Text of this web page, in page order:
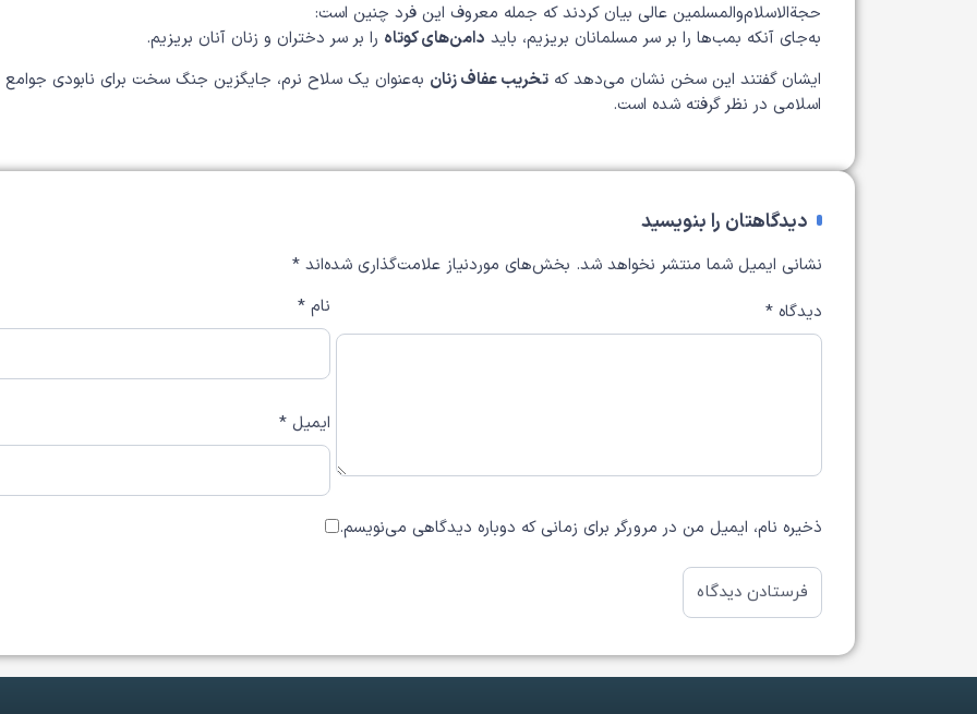
حجة‌الاسلام‌والمسلمین عالی بیان کردند که جمله معروف این فرد چنین است:
به‌جای آنکه بمب‌ها را بر سر مسلمانان بریزیم، باید دامن‌های کوتاه را بر سر دختران و زنان آنان بریزیم.
ایشان گفتند این سخن نشان می‌دهد که تخریب عفاف زنان به‌عنوان یک سلاح نرم، جایگزین جنگ سخت برای نابودی جوامع
اسلامی در نظر گرفته شده است.
دیدگاهتان را بنویسید
نشانی ایمیل شما منتشر نخواهد شد. بخش‌های موردنیاز علامت‌گذاری شده‌اند *
دیدگاه * نام *
ایمیل *
ذخیره نام، ایمیل من در مرورگر برای زمانی که دوباره دیدگاهی می‌نویسم.